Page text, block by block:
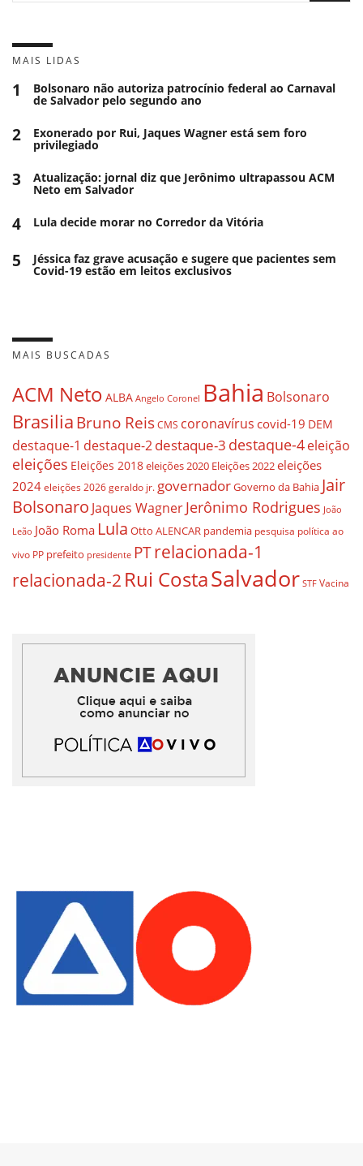
MAIS LIDAS
1 Bolsonaro não autoriza patrocínio federal ao Carnaval
de Salvador pelo segundo ano
2 Exonerado por Rui, Jaques Wagner está sem foro
privilegiado
3 Atualização: jornal diz que Jerônimo ultrapassou ACM
Neto em Salvador
4 Lula decide morar no Corredor da Vitória
5 Jéssica faz grave acusação e sugere que pacientes sem
Covid-19 estão em leitos exclusivos
MAIS BUSCADAS
ACM Neto ALBA Angelo Coronel Bahia Bolsonaro
BrasiliaBruno ReisCMS coronavírus covid-19 DEM
destaque-1 destaque-2destaque-3 destaque-4eleição
eleições Eleições 2018eleições 2020 Eleições 2022eleições
2024 eleições 2026 geraldo jr. governadorGoverno da Bahia Jair
Bolsonaro Jaques WagnerJerônimo Rodrigues João
Leão João Roma Lula Otto ALENCAR pandemia pesquisa política ao
vivo PP prefeito presidente PTrelacionada-1
relacionada-2 Rui CostaSalvador STF Vacina